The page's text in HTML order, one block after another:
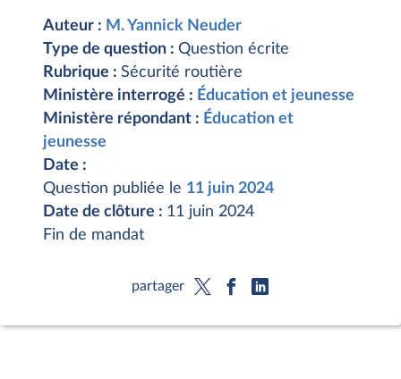
Auteur : M. Yannick Neuder
Type de question : Question écrite
Rubrique : Sécurité routière
Ministère interrogé : Éducation et jeunesse
Ministère répondant : Éducation et
jeunesse
Date :
Question publiée le 11 juin 2024
Date de clôture : 11 juin 2024
Fin de mandat
partager